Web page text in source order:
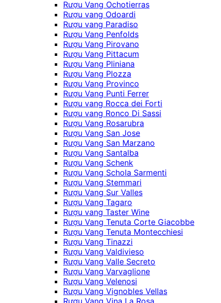
Rượu Vang Ochotierras
Rượu vang Odoardi
Rượu vang Paradiso
Rượu Vang Penfolds
Rượu Vang Pirovano
Rượu Vang Pittacum
Rượu Vang Pliniana
Rượu Vang Plozza
Rượu Vang Provinco
Rượu Vang Punti Ferrer
Rượu vang Rocca dei Forti
Rượu vang Ronco Di Sassi
Rượu Vang Rosarubra
Rượu Vang San Jose
Rượu Vang San Marzano
Rượu Vang Santalba
Rượu Vang Schenk
Rượu Vang Schola Sarmenti
Rượu Vang Stemmari
Rượu Vang Sur Valles
Rượu Vang Tagaro
Rượu vang Taster Wine
Rượu Vang Tenuta Corte Giacobbe
Rượu Vang Tenuta Montecchiesi
Rượu Vang Tinazzi
Rượu Vang Valdivieso
Rượu Vang Valle Secreto
Rượu Vang Varvaglione
Rượu Vang Velenosi
Rượu Vang Vignobles Vellas
Rượu Vang Vina La Rosa